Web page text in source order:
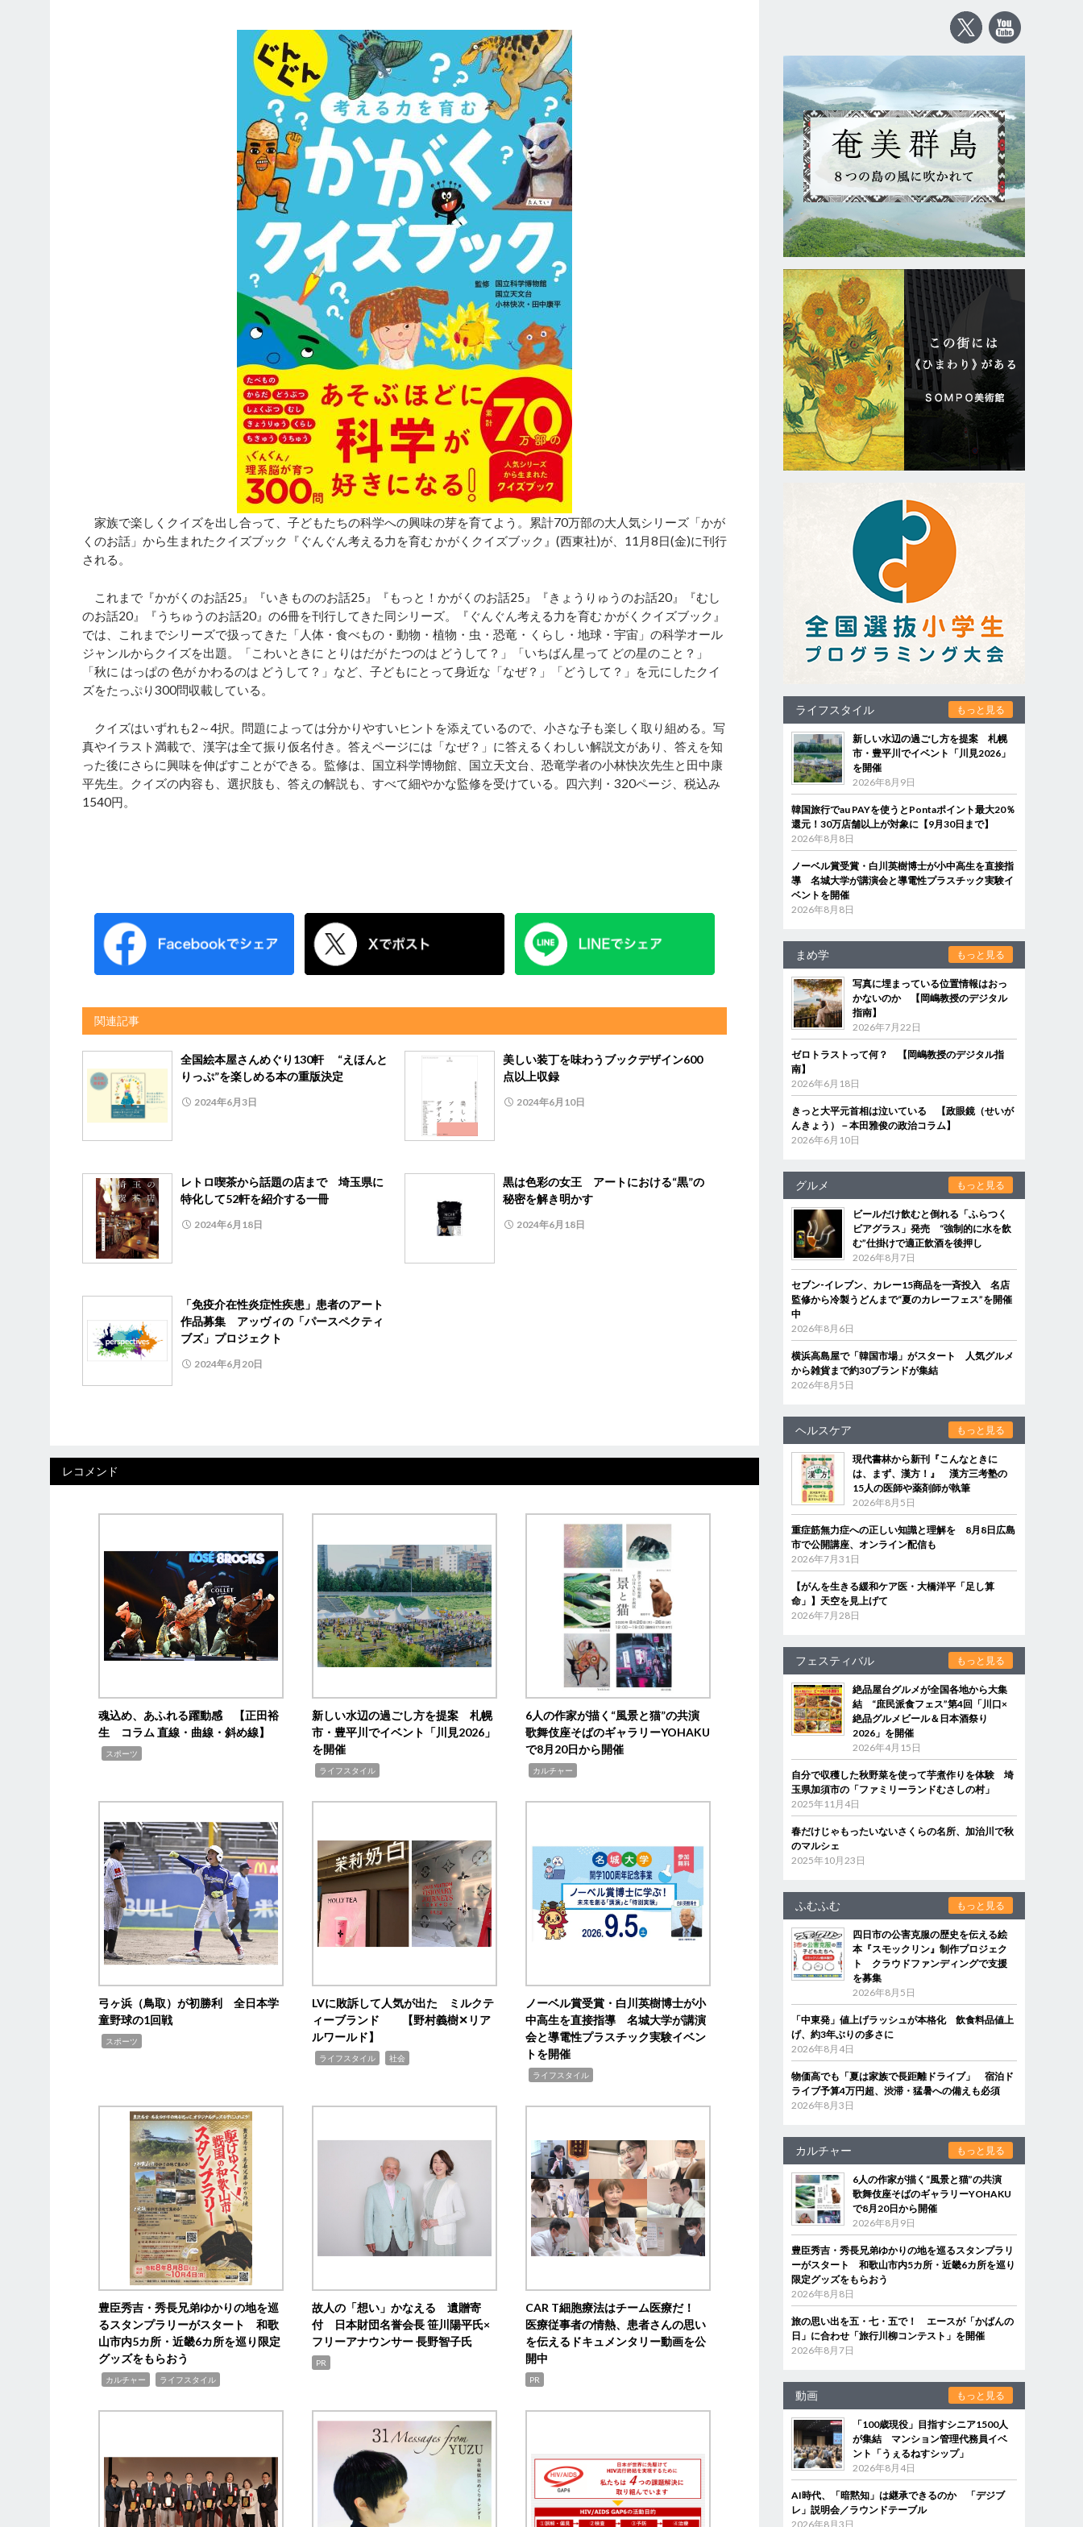
家族で楽しくクイズを出し合って、子どもたちの科学への興味の芽を育てよう。累計70万部の大人気シリーズ「かが
くのお話」から生まれたクイズブック『ぐんぐん考える力を育む かがくクイズブック』(西東社)が、11月8日(金)に刊行
される。
これまで『かがくのお話25』『いきもののお話25』『もっと！かがくのお話25』『きょうりゅうのお話20』『むし
のお話20』『うちゅうのお話20』の6冊を刊行してきた同シリーズ。『ぐんぐん考える力を育む かがくクイズブック』
では、これまでシリーズで扱ってきた「人体・食べもの・動物・植物・虫・恐竜・くらし・地球・宇宙」の科学オール
ジャンルからクイズを出題。「こわいときに とりはだが たつのは どうして？」「いちばん星って どの星のこと？」
「秋に はっぱの 色が かわるのは どうして？」など、子どもにとって身近な「なぜ？」「どうして？」を元にしたクイ
ズをたっぷり300問収載している。
クイズはいずれも2～4択。問題によっては分かりやすいヒントを添えているので、小さな子も楽しく取り組める。写
真やイラスト満載で、漢字は全て振り仮名付き。答えページには「なぜ？」に答えるくわしい解説文があり、答えを知
った後にさらに興味を伸ばすことができる。監修は、国立科学博物館、国立天文台、恐竜学者の小林快次先生と田中康
平先生。クイズの内容も、選択肢も、答えの解説も、すべて細やかな監修を受けている。四六判・320ページ、税込み
1540円。
関連記事
全国絵本屋さんめぐり130軒 “えほんと
りっぷ”を楽しめる本の重版決定
2024年6月3日
美しい装丁を味わうブックデザイン600
点以上収録
2024年6月10日
レトロ喫茶から話題の店まで 埼玉県に
特化して52軒を紹介する一冊
2024年6月18日
黒は色彩の女王 アートにおける“黒”の
秘密を解き明かす
2024年6月18日
「免疫介在性炎症性疾患」患者のアート
作品募集 アッヴィの「パースペクティ
ブズ」プロジェクト
2024年6月20日
レコメンド
魂込め、あふれる躍動感 【正田裕
生 コラム 直線・曲線・斜め線】
スポーツ
新しい水辺の過ごし方を提案 札幌
市・豊平川でイベント「川見2026」
を開催
ライフスタイル
6人の作家が描く“風景と猫”の共演
歌舞伎座そばのギャラリーYOHAKU
で8月20日から開催
カルチャー
弓ヶ浜（鳥取）が初勝利 全日本学
童野球の1回戦
スポーツ
LVに敗訴して人気が出た ミルクテ
ィーブランド 【野村義樹✕リア
ルワールド】
ライフスタイル 社会
ノーベル賞受賞・白川英樹博士が小
中高生を直接指導 名城大学が講演
会と導電性プラスチック実験イベン
トを開催
ライフスタイル
豊臣秀吉・秀長兄弟ゆかりの地を巡
るスタンプラリーがスタート 和歌
山市内5カ所・近畿6カ所を巡り限定
グッズをもらおう
カルチャー ライフスタイル
故人の「想い」かなえる 遺贈寄
付 日本財団名誉会長 笹川陽平氏×
フリーアナウンサー 長野智子氏
PR
CAR T細胞療法はチーム医療だ！
医療従事者の情熱、患者さんの思い
を伝えるドキュメンタリー動画を公
開中
PR
ライフスタイル もっと見る
新しい水辺の過ごし方を提案 札幌
市・豊平川でイベント「川見2026」
を開催
2026年8月9日
韓国旅行でau PAYを使うとPontaポイント最大20％
還元！30万店舗以上が対象に【9月30日まで】
2026年8月8日
ノーベル賞受賞・白川英樹博士が小中高生を直接指
導 名城大学が講演会と導電性プラスチック実験イ
ベントを開催
2026年8月8日
まめ学 もっと見る
写真に埋まっている位置情報はおっ
かないのか 【岡嶋教授のデジタル
指南】
2026年7月22日
ゼロトラストって何？ 【岡嶋教授のデジタル指
南】
2026年6月18日
きっと大平元首相は泣いている 【政眼鏡（せいが
んきょう）－本田雅俊の政治コラム】
2026年6月10日
グルメ もっと見る
ビールだけ飲むと倒れる「ふらつく
ビアグラス」発売 “強制的に水を飲
む”仕掛けで適正飲酒を後押し
2026年8月7日
セブン‐イレブン、カレー15商品を一斉投入 名店
監修から冷製うどんまで“夏のカレーフェス”を開催
中
2026年8月6日
横浜高島屋で「韓国市場」がスタート 人気グルメ
から雑貨まで約30ブランドが集結
2026年8月5日
ヘルスケア もっと見る
現代書林から新刊『こんなときに
は、まず、漢方！』 漢方三考塾の
15人の医師や薬剤師が執筆
2026年8月5日
重症筋無力症への正しい知識と理解を 8月8日広島
市で公開講座、オンライン配信も
2026年7月31日
【がんを生きる緩和ケア医・大橋洋平「足し算
命」】天空を見上げて
2026年7月28日
フェスティバル もっと見る
絶品屋台グルメが全国各地から大集
結 “庶民派食フェス”第4回「川口×
絶品グルメビール＆日本酒祭り
2026」を開催
2026年4月15日
自分で収穫した秋野菜を使って芋煮作りを体験 埼
玉県加須市の「ファミリーランドむさしの村」
2025年11月4日
春だけじゃもったいないさくらの名所、加治川で秋
のマルシェ
2025年10月23日
ふむふむ もっと見る
四日市の公害克服の歴史を伝える絵
本『スモックリン』制作プロジェク
ト クラウドファンディングで支援
を募集
2026年8月5日
「中東発」値上げラッシュが本格化 飲食料品値上
げ、約3年ぶりの多さに
2026年8月4日
物価高でも「夏は家族で長距離ドライブ」 宿泊ド
ライブ予算4万円超、渋滞・猛暑への備えも必須
2026年8月3日
カルチャー もっと見る
6人の作家が描く“風景と猫”の共演
歌舞伎座そばのギャラリーYOHAKU
で8月20日から開催
2026年8月9日
豊臣秀吉・秀長兄弟ゆかりの地を巡るスタンプラリ
ーがスタート 和歌山市内5カ所・近畿6カ所を巡り
限定グッズをもらおう
2026年8月8日
旅の思い出を五・七・五で！ エースが「かばんの
日」に合わせ「旅行川柳コンテスト」を開催
2026年8月7日
動画 もっと見る
「100歳現役」目指すシニア1500人
が集結 マンション管理代務員イベ
ント「うぇるねすシップ」
2026年8月4日
AI時代、「暗黙知」は継承できるのか 「デジブ
レ」説明会／ラウンドテーブル
2026年8月3日